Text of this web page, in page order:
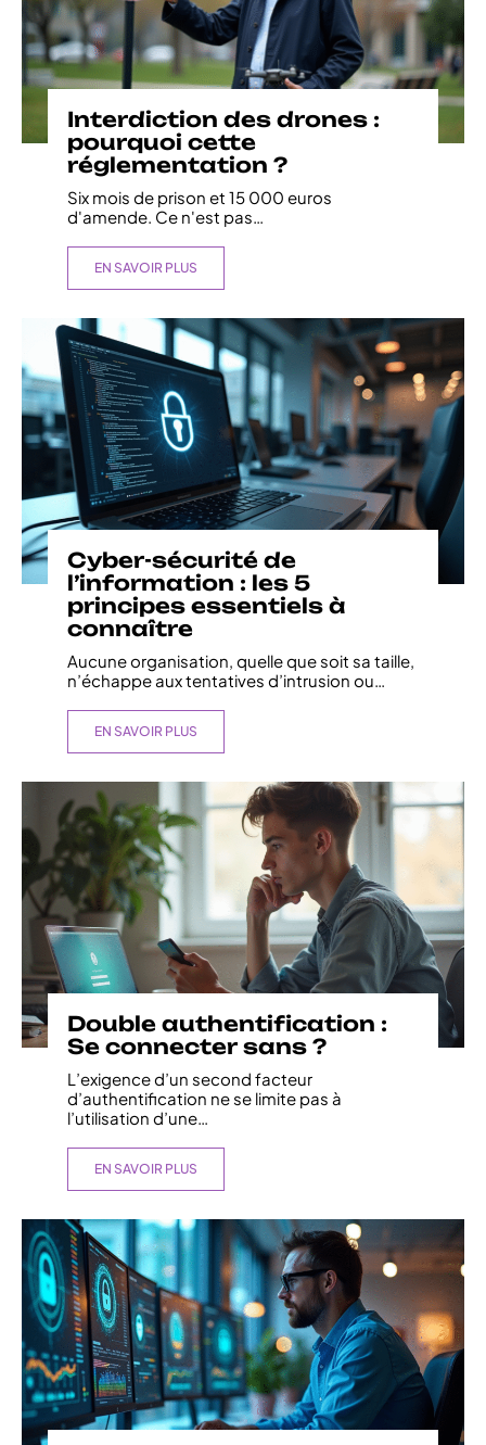
Interdiction des drones :
pourquoi cette
réglementation ?
Six mois de prison et 15 000 euros
d'amende. Ce n'est pas…
EN SAVOIR PLUS
Cyber-sécurité de
l’information : les 5
principes essentiels à
connaître
Aucune organisation, quelle que soit sa taille,
n’échappe aux tentatives d’intrusion ou
EN SAVOIR PLUS
Double authentification :
Se connecter sans ?
L’exigence d’un second facteur
d’authentification ne se limite pas à
l’utilisation d’une
EN SAVOIR PLUS